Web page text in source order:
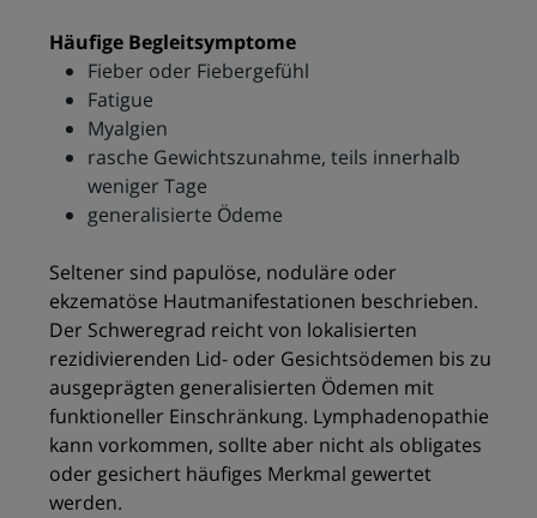
Häufige Begleitsymptome
Fieber oder Fiebergefühl
Fatigue
Myalgien
rasche Gewichtszunahme, teils innerhalb
weniger Tage
generalisierte Ödeme
Seltener sind papulöse, noduläre oder
ekzematöse Hautmanifestationen beschrieben.
Der Schweregrad reicht von lokalisierten
rezidivierenden Lid- oder Gesichtsödemen bis zu
ausgeprägten generalisierten Ödemen mit
funktioneller Einschränkung. Lymphadenopathie
kann vorkommen, sollte aber nicht als obligates
oder gesichert häufiges Merkmal gewertet
werden.